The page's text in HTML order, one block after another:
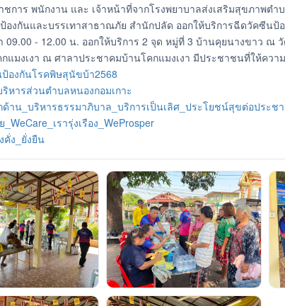
ชการ พนักงาน และ เจ้าหน้าที่จากโรงพยาบาลส่งเสริมสุขภาพต
องกันและบรรเทาสาธาณภัย สำนักปลัด ออกให้บริการฉีดวัคซีน
09.00 - 12.00 น. ออกให้บริการ 2 จุด หมู่ที่ 3 บ้านคุยนางขาว
แมงเงา ณ ศาลาประชาคมบ้านโคกแมงเงา มีประชาชนที่ให้ค
องกันโรคพิษสุนัขบ้า2568
ริหารส่วนตำบลหนองกอมเกาะ
ด้าน_บริหารธรรมาภิบาล_บริการเป็นเลิศ_ประโยชน์สุขต่อประช
_WeCare_เรารุ่งเรือง_WeProsper
คั่ง_ยั่งยืน